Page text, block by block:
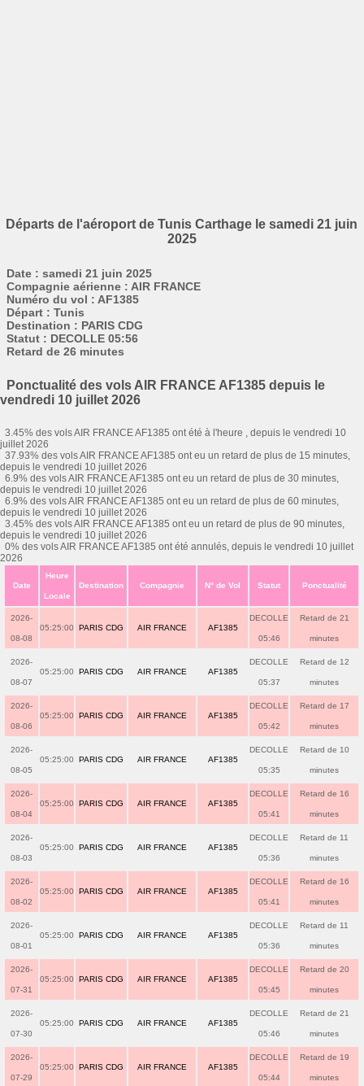
Départs de l'aéroport de Tunis Carthage le samedi 21 juin
2025
Date : samedi 21 juin 2025
Compagnie aérienne : AIR FRANCE
Numéro du vol : AF1385
Départ : Tunis
Destination : PARIS CDG
Statut : DECOLLE 05:56
Retard de 26 minutes
Ponctualité des vols AIR FRANCE AF1385 depuis le
vendredi 10 juillet 2026
3.45% des vols AIR FRANCE AF1385 ont été à l'heure , depuis le vendredi 10
juillet 2026
37.93% des vols AIR FRANCE AF1385 ont eu un retard de plus de 15 minutes,
depuis le vendredi 10 juillet 2026
6.9% des vols AIR FRANCE AF1385 ont eu un retard de plus de 30 minutes,
depuis le vendredi 10 juillet 2026
6.9% des vols AIR FRANCE AF1385 ont eu un retard de plus de 60 minutes,
depuis le vendredi 10 juillet 2026
3.45% des vols AIR FRANCE AF1385 ont eu un retard de plus de 90 minutes,
depuis le vendredi 10 juillet 2026
0% des vols AIR FRANCE AF1385 ont été annulés, depuis le vendredi 10 juillet
2026
Date
Heure
Locale
Destination Compagnie N° de Vol Statut Ponctualité
2026-
08-08
05:25:00 PARIS CDG AIR FRANCE AF1385
DECOLLE
05:46
Retard de 21
minutes
2026-
08-07
05:25:00 PARIS CDG AIR FRANCE AF1385
DECOLLE
05:37
Retard de 12
minutes
2026-
08-06
05:25:00 PARIS CDG AIR FRANCE AF1385
DECOLLE
05:42
Retard de 17
minutes
2026-
08-05
05:25:00 PARIS CDG AIR FRANCE AF1385
DECOLLE
05:35
Retard de 10
minutes
2026-
08-04
05:25:00 PARIS CDG AIR FRANCE AF1385
DECOLLE
05:41
Retard de 16
minutes
2026-
08-03
05:25:00 PARIS CDG AIR FRANCE AF1385
DECOLLE
05:36
Retard de 11
minutes
2026-
08-02
05:25:00 PARIS CDG AIR FRANCE AF1385
DECOLLE
05:41
Retard de 16
minutes
2026-
08-01
05:25:00 PARIS CDG AIR FRANCE AF1385
DECOLLE
05:36
Retard de 11
minutes
2026-
07-31
05:25:00 PARIS CDG AIR FRANCE AF1385
DECOLLE
05:45
Retard de 20
minutes
2026-
07-30
05:25:00 PARIS CDG AIR FRANCE AF1385
DECOLLE
05:46
Retard de 21
minutes
2026-
07-29
05:25:00 PARIS CDG AIR FRANCE AF1385
DECOLLE
05:44
Retard de 19
minutes